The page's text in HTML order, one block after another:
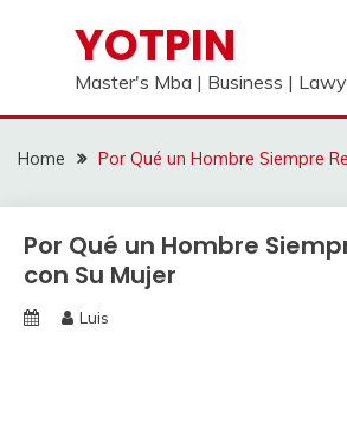
YOTPIN
Master's Mba | Business |
Home Por Qué un Hombre Siempre
Por Qué un Hombre
con Su Mujer
Luis